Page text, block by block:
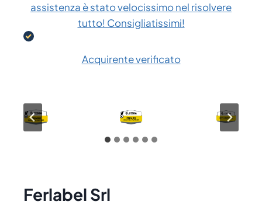
assistenza è stato velocissimo nel risolvere
tutto! Consigliatissimi!
Acquirente verificato
Ferlabel Srl